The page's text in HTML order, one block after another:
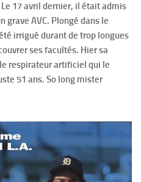
17 avril dernier, il était admis
grave AVC. Plongé dans le
irrigué durant de trop longues
ses facultés. Hier sa
respirateur artificiel qui le
51 ans. So long mister